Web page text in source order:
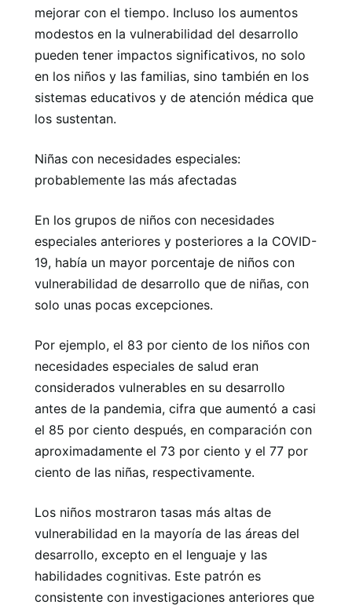
mejorar con el tiempo. Incluso los aumentos
modestos en la vulnerabilidad del desarrollo
pueden tener impactos significativos, no solo
en los niños y las familias, sino también en los
sistemas educativos y de atención médica que
los sustentan.
Niñas con necesidades especiales:
probablemente las más afectadas
En los grupos de niños con necesidades
especiales anteriores y posteriores a la COVID-
19, había un mayor porcentaje de niños con
vulnerabilidad de desarrollo que de niñas, con
solo unas pocas excepciones.
Por ejemplo, el 83 por ciento de los niños con
necesidades especiales de salud eran
considerados vulnerables en su desarrollo
antes de la pandemia, cifra que aumentó a casi
el 85 por ciento después, en comparación con
aproximadamente el 73 por ciento y el 77 por
ciento de las niñas, respectivamente.
Los niños mostraron tasas más altas de
vulnerabilidad en la mayoría de las áreas del
desarrollo, excepto en el lenguaje y las
habilidades cognitivas. Este patrón es
consistente con investigaciones anteriores que